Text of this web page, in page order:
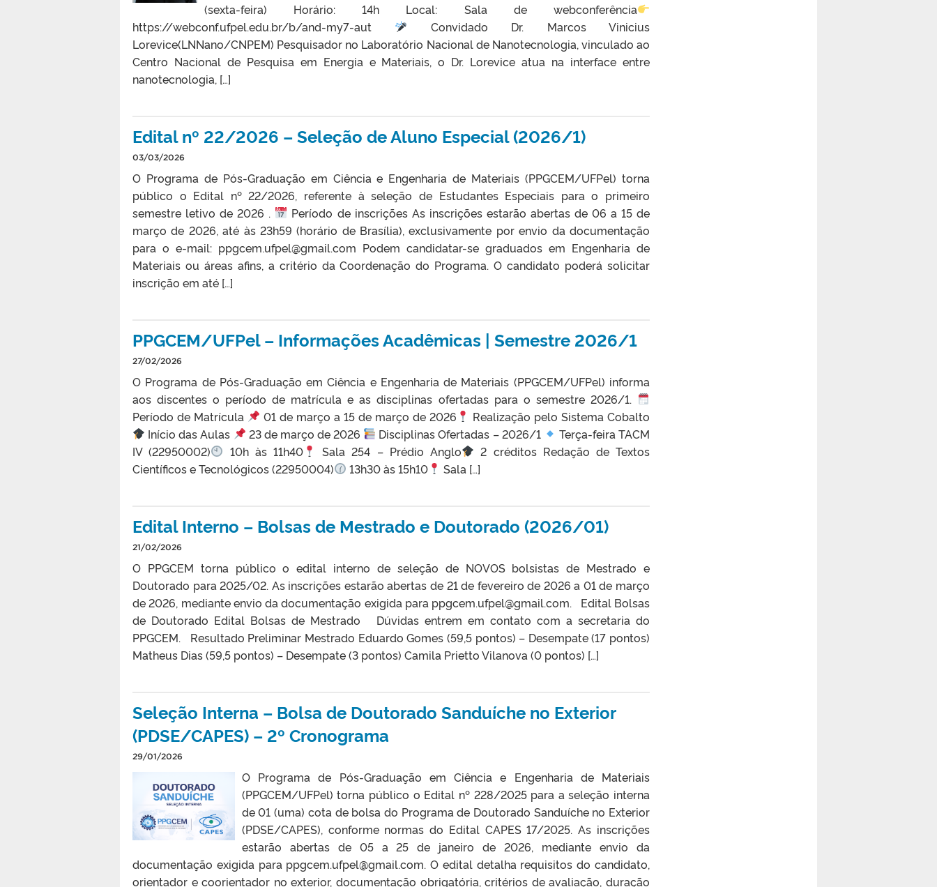
(sexta-feira) Horário: 14h Local: Sala de webconferência
https://webconf.ufpel.edu.br/b/and-my7-aut
Convidado Dr. Marcos Vinicius
Lorevice(LNNano/CNPEM) Pesquisador no Laboratório Nacional de Nanotecnologia, vinculado ao
Centro Nacional de Pesquisa em Energia e Materiais, o Dr. Lorevice atua na interface entre
nanotecnologia, […]
Edital nº 22/2026 – Seleção de Aluno Especial (2026/1)
03/03/2026
O Programa de Pós-Graduação em Ciência e Engenharia de Materiais (PPGCEM/UFPel) torna
público o Edital nº 22/2026, referente à seleção de Estudantes Especiais para o primeiro
semestre letivo de 2026 .
Período de inscrições As inscrições estarão abertas de 06 a 15 de
março de 2026, até às 23h59 (horário de Brasília), exclusivamente por envio da documentação
para o e-mail: ppgcem.ufpel@gmail.com Podem candidatar-se graduados em Engenharia de
Materiais ou áreas afins, a critério da Coordenação do Programa. O candidato poderá solicitar
inscrição em até […]
PPGCEM/UFPel – Informações Acadêmicas | Semestre 2026/1
27/02/2026
O Programa de Pós-Graduação em Ciência e Engenharia de Materiais (PPGCEM/UFPel) informa
aos discentes o período de matrícula e as disciplinas ofertadas para o semestre 2026/1.
Período de Matrícula
01 de março a 15 de março de 2026
Realização pelo Sistema Cobalto
Início das Aulas
23 de março de 2026 Disciplinas Ofertadas – 2026/1
Terça-feira TACM
IV (22950002)
10h às 11h40 Sala 254 – Prédio Anglo
2 créditos Redação de Textos
Científicos e Tecnológicos (22950004)
13h30 às 15h10 Sala […]
Edital Interno – Bolsas de Mestrado e Doutorado (2026/01)
21/02/2026
O PPGCEM torna público o edital interno de seleção de NOVOS bolsistas de Mestrado e
Doutorado para 2025/02. As inscrições estarão abertas de 21 de fevereiro de 2026 a 01 de março
de 2026, mediante envio da documentação exigida para ppgcem.ufpel@gmail.com. Edital Bolsas
de Doutorado Edital Bolsas de Mestrado Dúvidas entrem em contato com a secretaria do
PPGCEM. Resultado Preliminar Mestrado Eduardo Gomes (59,5 pontos) – Desempate (17 pontos)
Matheus Dias (59,5 pontos) – Desempate (3 pontos) Camila Prietto Vilanova (0 pontos) […]
Seleção Interna – Bolsa de Doutorado Sanduíche no Exterior
(PDSE/CAPES) – 2º Cronograma
29/01/2026
O Programa de Pós-Graduação em Ciência e Engenharia de Materiais
(PPGCEM/UFPel) torna público o Edital nº 228/2025 para a seleção interna
de 01 (uma) cota de bolsa do Programa de Doutorado Sanduíche no Exterior
(PDSE/CAPES), conforme normas do Edital CAPES 17/2025. As inscrições
estarão abertas de 05 a 25 de janeiro de 2026, mediante envio da
documentação exigida para ppgcem.ufpel@gmail.com. O edital detalha requisitos do candidato,
orientador e coorientador no exterior, documentação obrigatória, critérios de avaliação, duração